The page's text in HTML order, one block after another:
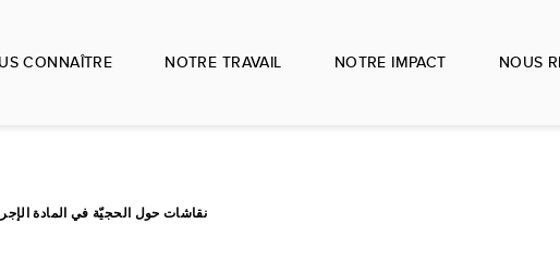
CONNAÎTRE NOTRE TRAVAIL NOTRE IMPACT NOUS
نقاشات حول الحجيّة في المادة